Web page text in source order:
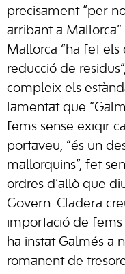
precisament “per
arribant a
Mallorca “ha fet els
reducció de
compleix els
lamentat que
fems sense exigir
portaveu, “és un
mallorquins”, fet
ordres d’allò que
Govern. Cladera
importació de fems
ha instat Galmés a
romanent de